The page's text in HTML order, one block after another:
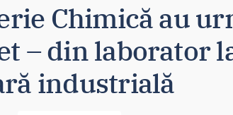
Chimică au
– din laborator
industrială